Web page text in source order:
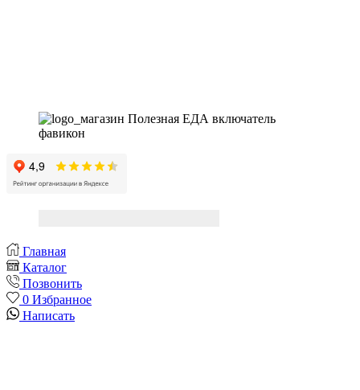
Главная
Каталог
Позвонить
0 Избранное
Написать